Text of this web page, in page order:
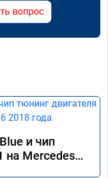
вопрос
и чип
на Mercedes